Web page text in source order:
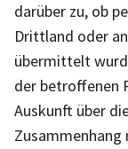
darüber zu, ob
Drittland oder
übermittelt
der betroffenen
Auskunft über